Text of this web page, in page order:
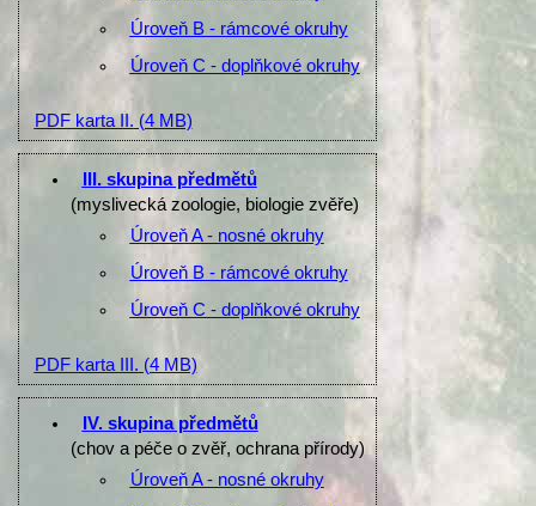
Úroveň B - rámcové okruhy
Úroveň C - doplňkové okruhy
PDF karta II. (4 MB)
III. skupina předmětů
(myslivecká zoologie, biologie zvěře)
Úroveň A - nosné okruhy
Úroveň B - rámcové okruhy
Úroveň C - doplňkové okruhy
PDF karta III. (4 MB)
IV. skupina předmětů
(chov a péče o zvěř, ochrana přírody)
Úroveň A - nosné okruhy